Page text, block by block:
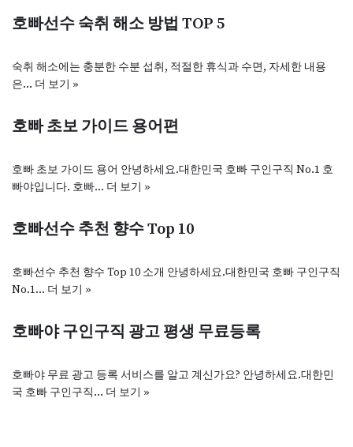
호빠선수 숙취 해소 방법 TOP 5
숙취 해소에는 충분한 수분 섭취, 적절한 휴식과 수면, 자세한 내용
은… 더 보기 »
호빠 초보 가이드 용어편
호빠 초보 가이드 용어 안녕하세요.대한민국 호빠 구인구직 No.1 호
빠야입니다. 호빠… 더 보기 »
호빠선수 추천 향수 Top 10
호빠선수 추천 향수 Top 10 소개 안녕하세요.대한민국 호빠 구인구직
No.1… 더 보기 »
호빠야 구인구직 광고 평생 무료등록
호빠야 무료 광고 등록 서비스를 알고 계신가요? 안녕하세요.대한민
국 호빠 구인구직… 더 보기 »